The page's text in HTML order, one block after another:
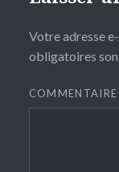
Votre adresse
obligatoires